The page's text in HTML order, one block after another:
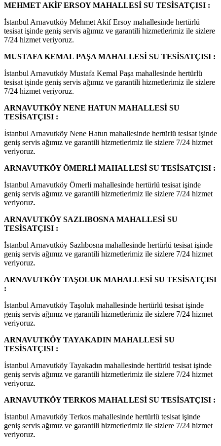
MEHMET AKİF ERSOY MAHALLESİ SU TESİSATÇISI :
İstanbul Arnavutköy Mehmet Akif Ersoy mahallesinde hertürlü
tesisat işinde geniş servis ağımız ve garantili hizmetlerimiz ile sizlere
7/24 hizmet veriyoruz.
MUSTAFA KEMAL PAŞA MAHALLESİ SU TESİSATÇISI :
İstanbul Arnavutköy Mustafa Kemal Paşa mahallesinde hertürlü
tesisat işinde geniş servis ağımız ve garantili hizmetlerimiz ile sizlere
7/24 hizmet veriyoruz.
ARNAVUTKÖY NENE HATUN MAHALLESİ SU
TESİSATÇISI :
İstanbul Arnavutköy Nene Hatun mahallesinde hertürlü tesisat işinde
geniş servis ağımız ve garantili hizmetlerimiz ile sizlere 7/24 hizmet
veriyoruz.
ARNAVUTKÖY ÖMERLİ MAHALLESİ SU TESİSATÇISI :
İstanbul Arnavutköy Ömerli mahallesinde hertürlü tesisat işinde
geniş servis ağımız ve garantili hizmetlerimiz ile sizlere 7/24 hizmet
veriyoruz.
ARNAVUTKÖY SAZLIBOSNA MAHALLESİ SU
TESİSATÇISI :
İstanbul Arnavutköy Sazlıbosna mahallesinde hertürlü tesisat işinde
geniş servis ağımız ve garantili hizmetlerimiz ile sizlere 7/24 hizmet
veriyoruz.
ARNAVUTKÖY TAŞOLUK MAHALLESİ SU TESİSATÇISI
:
İstanbul Arnavutköy Taşoluk mahallesinde hertürlü tesisat işinde
geniş servis ağımız ve garantili hizmetlerimiz ile sizlere 7/24 hizmet
veriyoruz.
ARNAVUTKÖY TAYAKADIN MAHALLESİ SU
TESİSATÇISI :
İstanbul Arnavutköy Tayakadın mahallesinde hertürlü tesisat işinde
geniş servis ağımız ve garantili hizmetlerimiz ile sizlere 7/24 hizmet
veriyoruz.
ARNAVUTKÖY TERKOS MAHALLESİ SU TESİSATÇISI :
İstanbul Arnavutköy Terkos mahallesinde hertürlü tesisat işinde
geniş servis ağımız ve garantili hizmetlerimiz ile sizlere 7/24 hizmet
veriyoruz.